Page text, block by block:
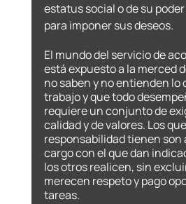
estatus social o de su
para imponer sus deseos.
El mundo del servicio de
está expuesto a la merced
no saben y no entienden lo
trabajo y que todo
requiere un conjunto de
calidad y de valores. Los
responsabilidad tienen son
cargo con el que dan
los otros realicen, sin
merecen respeto y pago
tareas.